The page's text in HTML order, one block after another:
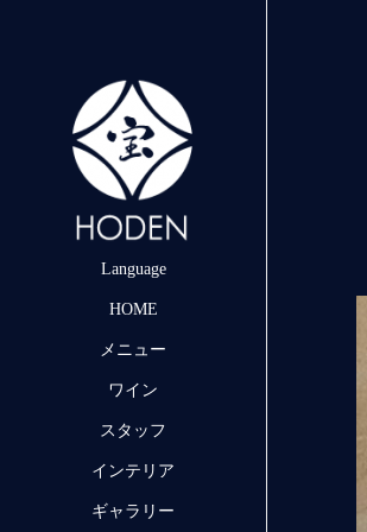
Language
HOME
メニュー
ワイン
スタッフ
インテリア
ギャラリー